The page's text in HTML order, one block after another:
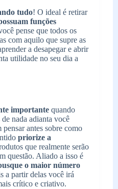
tudo! O ideal é retirar
funções
pense que todos os
com aquilo que supre as
a desapegar e abrir
utilidade no seu dia a
importante quando
nada adianta você
pensar antes sobre como
priorize a
que realmente serão
questão. Aliado a isso é
o maior número
a partir delas você irá
crítico e criativo.